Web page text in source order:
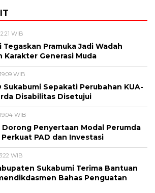
WIB
Tegaskan Pramuka Jadi Wadah
Karakter Generasi Muda
WIB
Sukabumi Sepakati Perubahan KUA-
Disabilitas Disetujui
WIB
Dorong Penyertaan Modal Perumda
PAD dan Investasi
WIB
Sukabumi Terima Bantuan
Bahas Penguatan